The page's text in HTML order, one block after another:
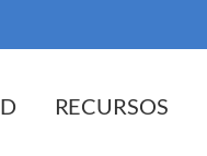
RECURSOS